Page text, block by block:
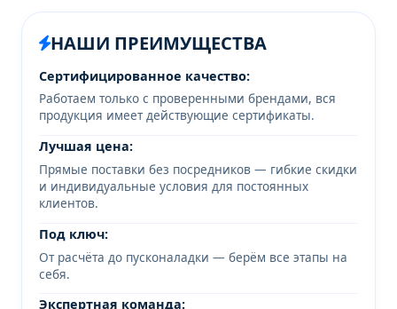
НАШИ ПРЕИМУЩЕСТВА
Сертифицированное качество:
Работаем только с проверенными брендами, вся
продукция имеет действующие сертификаты.
Лучшая цена:
Прямые поставки без посредников — гибкие скидки
и индивидуальные условия для постоянных
клиентов.
Под ключ:
От расчёта до пусконаладки — берём все этапы на
себя.
Экспертная команда: